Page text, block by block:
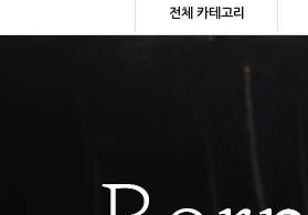
전체 카테고리